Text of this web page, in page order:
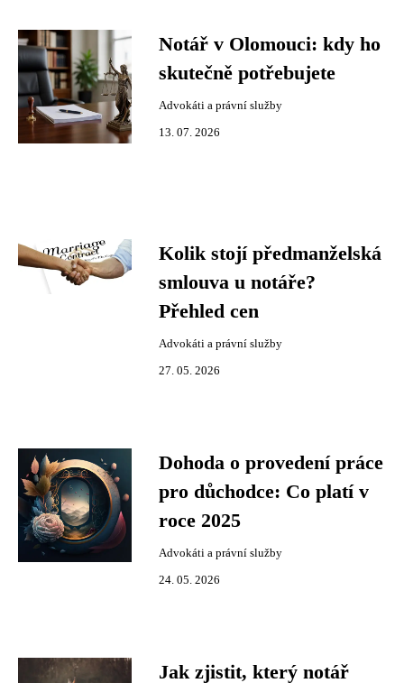
Notář v Olomouci: kdy ho
skutečně potřebujete
Advokáti a právní služby
13. 07. 2026
Kolik stojí předmanželská
smlouva u notáře?
Přehled cen
Advokáti a právní služby
27. 05. 2026
Dohoda o provedení práce
pro důchodce: Co platí v
roce 2025
Advokáti a právní služby
24. 05. 2026
Jak zjistit, který notář